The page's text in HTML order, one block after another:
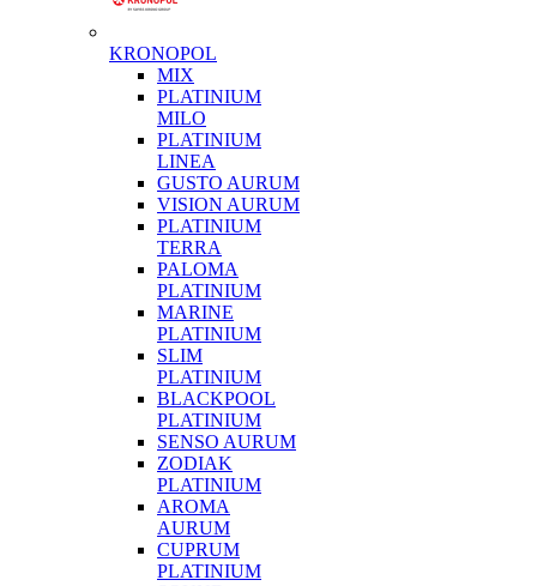
KRONOPOL
MIX
PLATINIUM
MILO
PLATINIUM
LINEA
GUSTO AURUM
VISION AURUM
PLATINIUM
TERRA
PALOMA
PLATINIUM
MARINE
PLATINIUM
SLIM
PLATINIUM
BLACKPOOL
PLATINIUM
SENSO AURUM
ZODIAK
PLATINIUM
AROMA
AURUM
CUPRUM
PLATINIUM